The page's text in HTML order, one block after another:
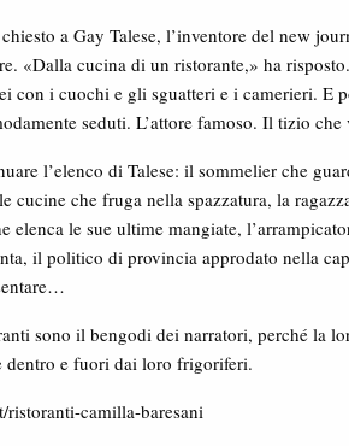
a Gay Talese, l’inventore del new
«Dalla cucina di un ristorante,» ha
con i cuochi e gli sguatteri e i camerieri. E
seduti. L’attore famoso. Il tizio
l’elenco di Talese: il sommelier che
cucine che fruga nella spazzatura, la
elenca le sue ultime mangiate,
il politico di provincia approdato nella
sono il bengodi dei narratori, perché la
dentro e fuori dai loro frigoriferi.
camilla-baresani